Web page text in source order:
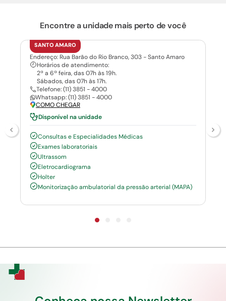
Encontre a unidade mais perto de você
SANTO AMARO
Endereço: Rua Barão do Rio Branco, 303 - Santo Amaro
Horários de atendimento:
2ª a 6ª feira, das 07h às 19h.
Sábados, das 07h às 17h.
Telefone: (11) 3851 - 4000
Whatsapp: (11) 3851 - 4000
COMO CHEGAR
Disponível na unidade
Consultas e Especialidades Médicas
Exames laboratoriais
Ultrassom
Eletrocardiograma
Holter
Monitorização ambulatorial da pressão arterial (MAPA)